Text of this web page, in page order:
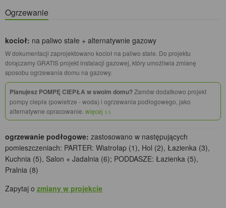
Ogrzewanie
kocioł: na paliwo stałe + alternatywnie gazowy
W dokumentacji zaprojektowano kocioł na paliwo stałe. Do projektu
dołączamy GRATIS projekt instalacji gazowej, który umożliwia zmianę
sposobu ogrzewania domu na gazowy.
Planujesz POMPĘ CIEPŁA w swoim domu?Zamów dodatkowo projekt
pompy ciepła (powietrze - woda) i ogrzewania podłogowego, jako
alternatywne opracowanie. więcej >>
ogrzewanie podłogowe: zastosowano w następujących
pomieszczeniach: PARTER: Wiatrołap (1), Hol (2), Łazienka (3),
Kuchnia (5), Salon + Jadalnia (6); PODDASZE: Łazienka (5),
Pralnia (8)
Zapytaj o zmiany w projekcie